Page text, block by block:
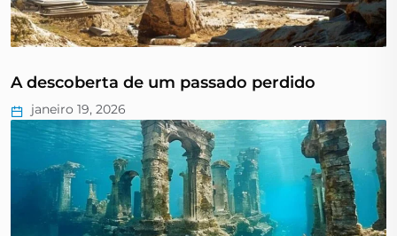
A descoberta de um passado perdido
janeiro 19, 2026